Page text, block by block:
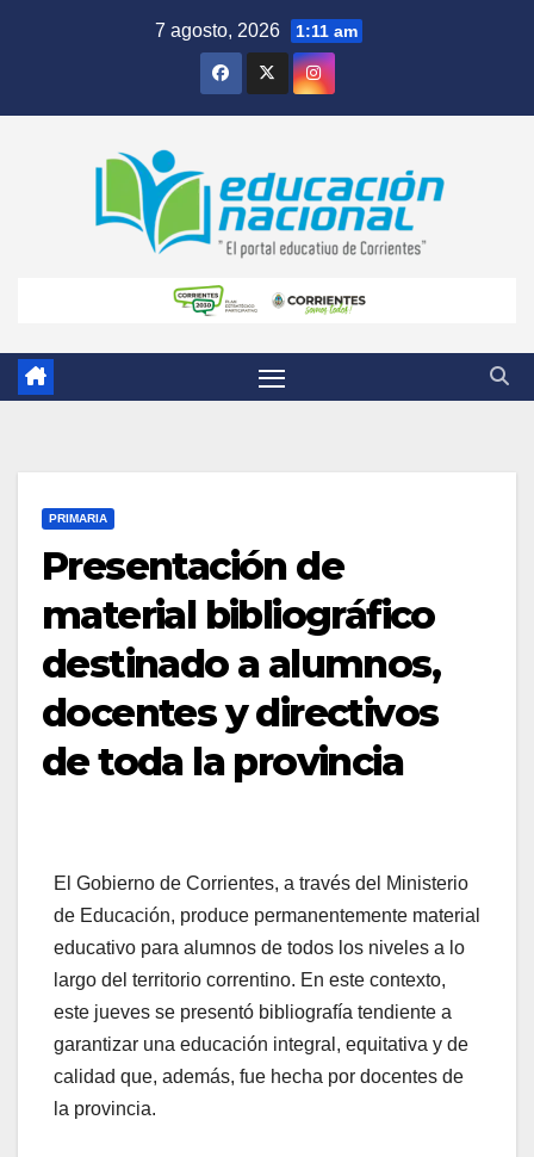
7 agosto, 2026 1:11 am
PRIMARIA
Presentación de
material bibliográfico
destinado a alumnos,
docentes y directivos
de toda la provincia
El Gobierno de Corrientes, a través del Ministerio
de Educación, produce permanentemente material
educativo para alumnos de todos los niveles a lo
largo del territorio correntino. En este contexto,
este jueves se presentó bibliografía tendiente a
garantizar una educación integral, equitativa y de
calidad que, además, fue hecha por docentes de
la provincia.